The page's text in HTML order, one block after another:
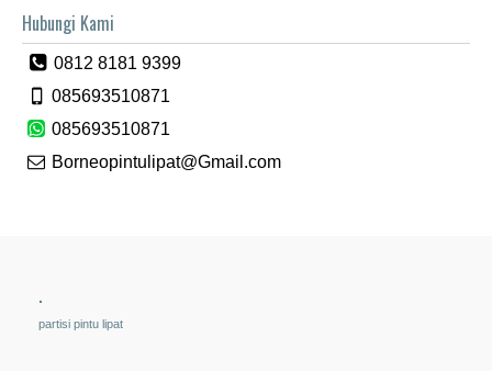
Hubungi Kami
0812 8181 9399
085693510871
085693510871
Borneopintulipat@Gmail.com
.
partisi pintu lipat